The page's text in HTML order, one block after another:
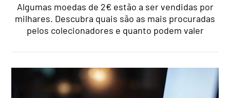
Algumas moedas de 2€ estão a ser vendidas por
milhares. Descubra quais são as mais procuradas
pelos colecionadores e quanto podem valer